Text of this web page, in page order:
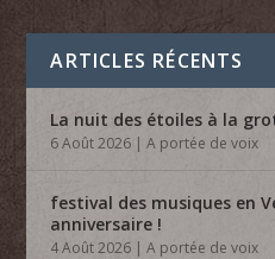
ARTICLES RÉCENTS
La nuit des étoiles à la
6 Août 2026 |A portée de voix
festival des musiques en
anniversaire !
4 Août 2026 |A portée de voix